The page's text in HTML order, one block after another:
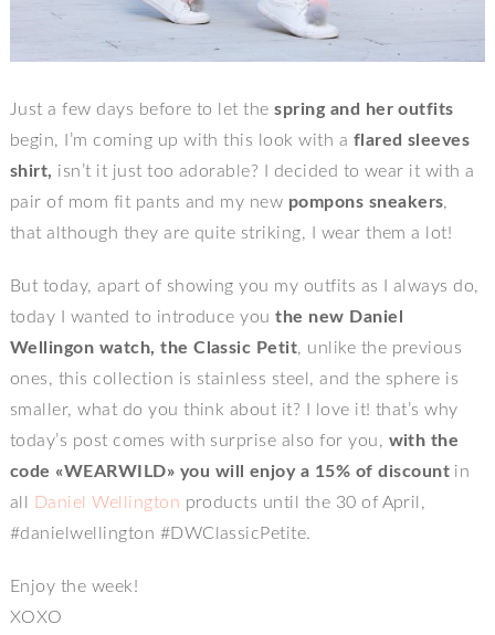
Just a few days before to let thespring and her outfits
begin, I’m coming up with this look with a flared sleeves
shirt, isn’t it just too adorable? I decided to wear it with a
pair of mom fit pants and my new pompons sneakers,
that although they are quite striking, I wear them a lot!
But today, apart of showing you my outfits as I always do,
today I wanted to introduce you the new Daniel
Wellingon watch, the Classic Petit, unlike the previous
ones, this collection is stainless steel, and the sphere is
smaller, what do you think about it? I love it! that’s why
today’s post comes with surprise also for you, with the
code «WEARWILD» you will enjoy a 15% of discount in
all
Daniel Wellington products until the 30 of April,
#danielwellington #DWClassicPetite.
Enjoy the week!
XOXO